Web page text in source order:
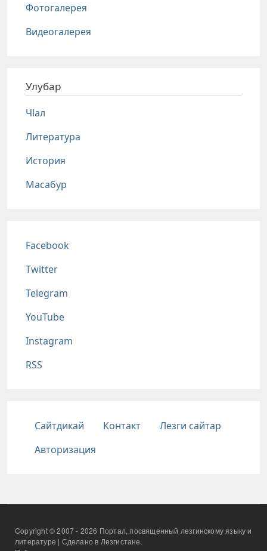
Фотогалерея
Видеогалерея
Улубар
Чlал
Литература
История
Масабур
Соц сети
Facebook
Twitter
Telegram
YouTube
Instagram
RSS
Подвал
Сайтдикай Контакт
Лезги сайтар
Авторизация
Copyright © 2007 - 2026 Портал, посвященный лезгинскому языку и
литературе | Сделано в Лезгистане.